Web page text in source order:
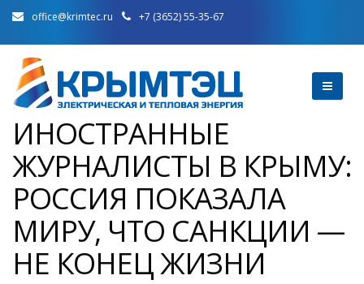
office@krimtec.ru +7 (3652) 55-35-67
ИНОСТРАННЫЕ
ЖУРНАЛИСТЫ В КРЫМУ:
РОССИЯ ПОКАЗАЛА
МИРУ, ЧТО САНКЦИИ —
НЕ КОНЕЦ ЖИЗНИ